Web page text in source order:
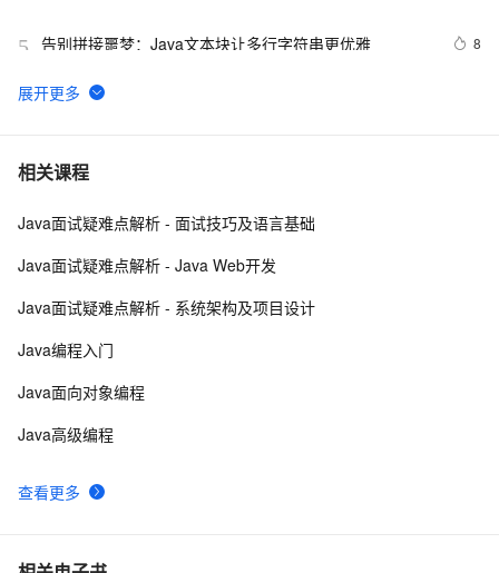
5 8
6 【JavaWeb】一文搞懂Java过滤器与拦截器的区别
7 Java编程中容易忽略的细节总结
8 方块人 Java并发——volatile关键字
10java中两种添加监听器的策略
相关课程
查看更多
Java面试疑难点解析 - 面试技巧及语言基础
Java面试疑难点解析 - Java Web开发
Java面试疑难点解析 - 系统架构及项目设计
Java编程入门
Java面向对象编程
Java高级编程